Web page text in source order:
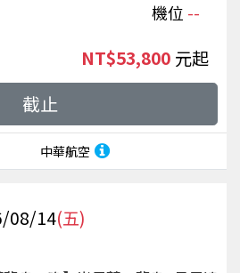
機位 --
中華航空
NT$53,800 起
截止
08/14(五)